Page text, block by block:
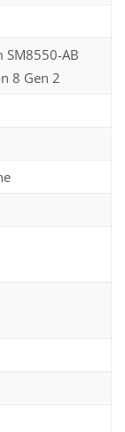
SM8550-AB
8 Gen 2